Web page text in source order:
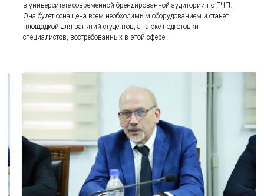
в университете современной брендированной аудитории по ГЧП.
Она будет оснащена всем необходимым оборудованием и станет
площадкой для занятий студентов, а также подготовки
специалистов, востребованных в этой сфере.